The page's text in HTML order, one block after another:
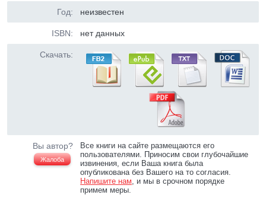
Год: неизвестен
ISBN: нет данных
Скачать:
Вы автор?
Жалоба
Все книги на сайте размещаются его
пользователями. Приносим свои глубочайшие
извинения, если Ваша книга была
опубликована без Вашего на то согласия.
Напишите нам, и мы в срочном порядке
примем меры.